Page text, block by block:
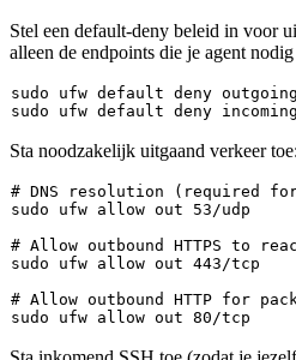
Stel een default-deny beleid in voor
alleen de endpoints die je agent
sudo
sudo
Sta noodzakelijk uitgaand verkeer toe:
# DNS resolution (required
sudo ufw allow out 53/udp
# Allow outbound HTTPS to
sudo ufw allow out 443/tcp
# Allow outbound HTTP for
sudo